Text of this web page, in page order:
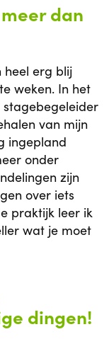
dan
heel erg blij
weken. In het
van mijn
ingepland
onder
zijn
over iets
praktijk leer ik
wat je moet
dingen!